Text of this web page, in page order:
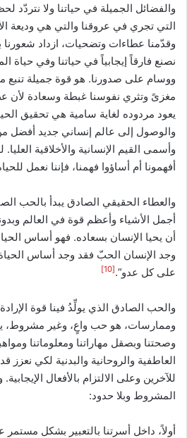
والفضائل الجميلة في حياتنا ولا نتردّد
التي تجري في عروقنا والتي هي وديعة
وقدّمنا عطاءات وتضحيات، ازداد شعورنا
نصنع فارقاً إيجابياً في حياتنا وفي
ووسام على صدورنا. هو قوة جميلة تنبع
مغزىً وتثري نفوسنا غبطة وسعادة لأن
يعود مردوده لغاية سامية هي تحقيق
والوصول إلى عالم إنساني جديد أفضل
وأسمى القيم الإنسانية والأخلاقية
أفهمونا أم أساؤوا فهمنا، فإننا نعمل
والعطاء الحقيقي الصادق يبدأ بالحب
أجمل الأشياء وأعظم قوة في العالم
أن يحيا الإنسان بسعاده. فهو أساس
وجد الإنسان الحبّ فقد وجد أساس الحياة
على كل عدو”.[10]
والحب الصادق الذي يولِّدُ فينا قوة
وممارسات، هو حب واعٍ، وغير مشروط،
وصحتنا وبصقل مهاراتنا ومعلوماتنا
العاطفية والروحانية والبدنية لكي نعزز
للآخرين وعلى الالتزام بالأفعال
المشروط وبلا حدود:
أولاً، داخل أسرتنا بالتعبير بشكل مستمر